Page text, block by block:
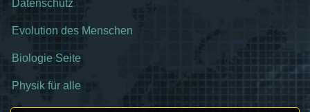
Datenschutz
Evolution des Menschen
Biologie Seite
Physik für alle